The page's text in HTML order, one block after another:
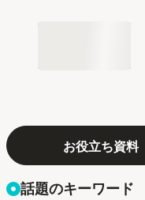
お役立ち資料
話題のキーワード